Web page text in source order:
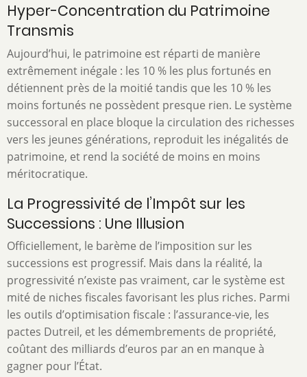
Hyper-Concentration du Patrimoine
Transmis
Aujourd’hui, le patrimoine est réparti de manière
extrêmement inégale : les 10 % les plus fortunés en
détiennent près de la moitié tandis que les 10 % les
moins fortunés ne possèdent presque rien. Le système
successoral en place bloque la circulation des richesses
vers les jeunes générations, reproduit les inégalités de
patrimoine, et rend la société de moins en moins
méritocratique.
La Progressivité de l’Impôt sur les
Successions : Une Illusion
Officiellement, le barème de l’imposition sur les
successions est progressif. Mais dans la réalité, la
progressivité n’existe pas vraiment, car le système est
mité de niches fiscales favorisant les plus riches. Parmi
les outils d’optimisation fiscale : l’assurance-vie, les
pactes Dutreil, et les démembrements de propriété,
coûtant des milliards d’euros par an en manque à
gagner pour l’État.